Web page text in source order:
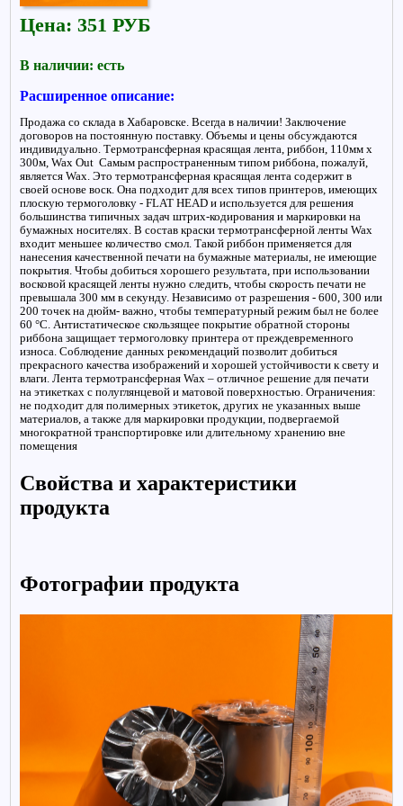
Цена: 351 РУБ
В наличии: есть
Расширенное описание:
Продажа со склада в Хабаровске. Всегда в наличии! Заключение
договоров на постоянную поставку. Объемы и цены обсуждаются
индивидуально. Термотрансферная красящая лента, риббон, 110мм x
300м, Wax Out Самым распространенным типом риббона, пожалуй,
является Wax. Это термотрансферная красящая лента содержит в
своей основе воск. Она подходит для всех типов принтеров, имеющих
плоскую термоголовку - FLAT HEAD и используется для решения
большинства типичных задач штрих-кодирования и маркировки на
бумажных носителях. В состав краски термотрансферной ленты Wax
входит меньшее количество смол. Такой риббон применяется для
нанесения качественной печати на бумажные материалы, не имеющие
покрытия. Чтобы добиться хорошего результата, при использовании
восковой красящей ленты нужно следить, чтобы скорость печати не
превышала 300 мм в секунду. Независимо от разрешения - 600, 300 или
200 точек на дюйм- важно, чтобы температурный режим был не более
60 °С. Антистатическое скользящее покрытие обратной стороны
риббона защищает термоголовку принтера от преждевременного
износа. Соблюдение данных рекомендаций позволит добиться
прекрасного качества изображений и хорошей устойчивости к свету и
влаги. Лента термотрансферная Wax – отличное решение для печати
на этикетках с полуглянцевой и матовой поверхностью. Ограничения:
не подходит для полимерных этикеток, других не указанных выше
материалов, а также для маркировки продукции, подвергаемой
многократной транспортировке или длительному хранению вне
помещения
Свойства и характеристики
продукта
Фотографии продукта